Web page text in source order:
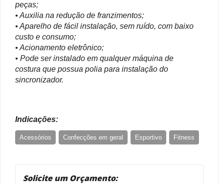
peças;
• Auxilia na redução de franzimentos;
• Aparelho de fácil instalação, sem ruído, com baixo
custo e consumo;
• Acionamento eletrônico;
• Pode ser instalado em qualquer máquina de
costura que possua polia para instalação do
sincronizador.
Indicações:
Acessórios Confecções em geral Esportivo Fitness
Solicite um Orçamento: